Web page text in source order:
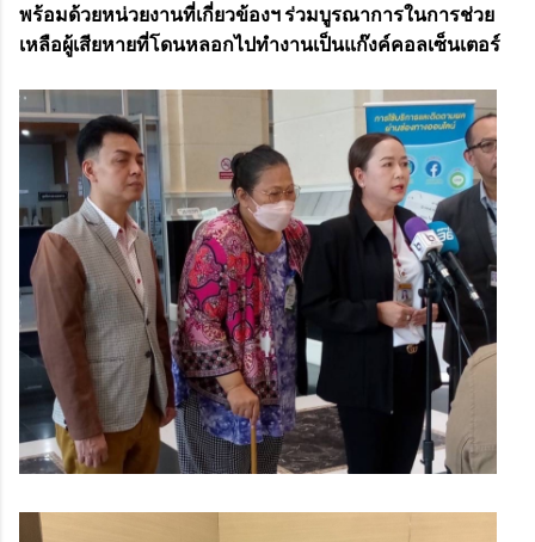
พร้อมด้วยหน่วยงานที่เกี่ยวข้องฯ ร่วมบูรณาการในการช่วย
เหลือผู้เสียหายที่โดนหลอกไปทำงานเป็นแก๊งค์คอลเซ็นเตอร์